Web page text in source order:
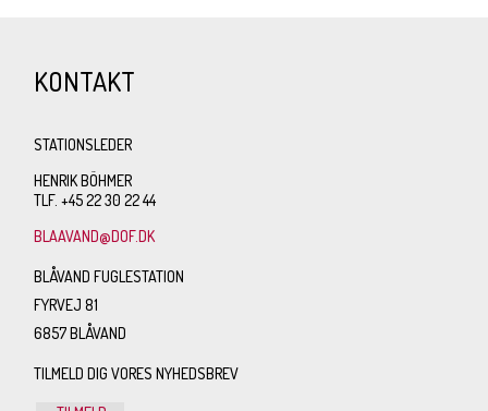
KONTAKT
STATIONSLEDER
HENRIK BÖHMER
TLF. +45 22 30 22 44
BLAAVAND@DOF.DK
BLÅVAND FUGLESTATION
FYRVEJ 81
6857 BLÅVAND
TILMELD DIG VORES NYHEDSBREV